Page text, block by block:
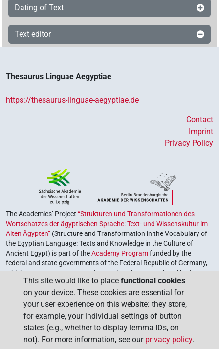
Dating of Text
Text editor
Thesaurus Linguae Aegyptiae
https://thesaurus-linguae-aegyptiae.de
Contact
Imprint
Privacy Policy
The Academies’ Project “Strukturen und Transformationen des
Wortschatzes der ägyptischen Sprache: Text- und Wissenskultur im
Alten Ägypten” (Structure and Transformation in the Vocabulary of
the Egyptian Language: Texts and Knowledge in the Culture of
Ancient Egypt) is part of theAcademy Programfunded by the
federal and state governments of the Federal Republic of Germany,
which serves to preserve, retrieve and explore our cultural heritage.
The program is coordinated by theUnion of the German Academies
of Sciences and Humanities.
This site would like to place functional cookies
on your device. These cookies are essential for
your user experience on this website: they store,
for example, your individual settings of button
states (e.g., whether to display lemma IDs, on
not). For more information, see our privacy policy.